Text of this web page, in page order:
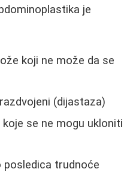
je
koji ne može da se
(dijastaza)
se ne mogu ukloniti
posledica trudnoće